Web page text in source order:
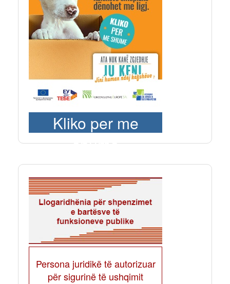
Kliko per me
shume
Persona juridikë të autorizuar
për sigurinë të ushqimit